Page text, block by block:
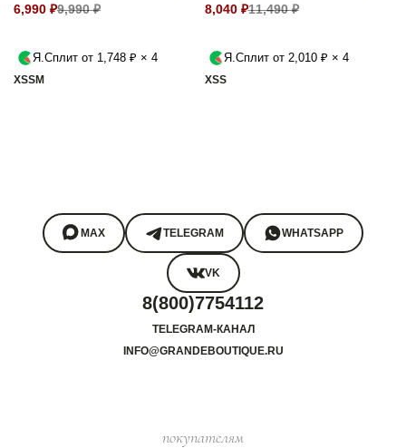
6,990 ₽9,990 ₽
Я.Сплит от 1,748 ₽ × 4
XSSM
8,040 ₽11,490 ₽
Я.Сплит от 2,010 ₽ × 4
XSS
MAX TELEGRAM WHATSAPP
VK
8(800)7754112
TELEGRAM-КАНАЛ
INFO@GRANDEBOUTIQUE.RU
покупателям